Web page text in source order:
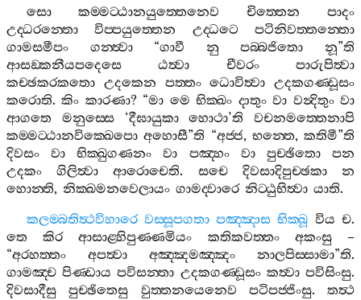
සො
කම‍්මට‍්ඨානයුත‍්තෙනෙව චිත‍්තෙන
පාදං
උද‍්ධරන‍්තො
විප‍්පයුත‍්තෙන උද‍්ධටෙ
පටිනිවත‍්තන‍්තො
ගාමසමීපං
ගන‍්ත්‍වා“ගාවී නු පබ‍්බජිතො නූ”ති
ආසඞ‍්කනීයපදෙසෙ
ඨත්‍වා චීවරං
පාරුපිත්‍වා
කච‍්ඡකරකතො උදකෙන පත‍්තං ධොවිත්‍වා උදකගණ‍්ඩූසං
කරොති.කිං කාරණා? “මා මෙ භික‍්ඛං දාතුං වා වන්‍දිතුං වා
ආගතෙ
මනුස‍්සෙ‘දීඝායුකා හොථා’ති
වචනමත‍්තෙනාපි
කම‍්මට‍්ඨානවික‍්ඛෙපො අහොසී”ති “අජ‍්ජ, භන‍්තෙ, කතිමී”ති
දිවසං
වා භික‍්ඛුගණනං වා පඤ‍්හං වා පුච‍්ඡිතො
පන
උදකං
ගිලිත්‍වා ආරොචෙති. සචෙ දිවසාදිපුච‍්ඡකා
න
හොන‍්ති, නික‍්ඛමනවෙලායං ගාමද‍්වාරෙ නිට‍්ඨුභිත්‍වා යාති.
කලම‍්බතිත්‍ථවිහාරෙ වස‍්සූපගතා පඤ‍්ඤාස භික‍්ඛූ විය ච.
තෙ
කිර ආසාළ‍්හිපුණ‍්ණමියං කතිකවත‍්තං අකංසු–
“අරහත‍්තං අපත්‍වා අඤ‍්ඤමඤ‍්ඤං නාලපිස‍්සාමා”ති.
ගාමඤ‍්ච පිණ‍්ඩාය පවිසන‍්තා උදකගණ‍්ඩූසං කත්‍වා පවිසිංසු.
දිවසාදීසු
පුච‍්ඡිතෙසු වුත‍්තනයෙනෙව පටිපජ‍්ජිංසු. තත්‍ථ